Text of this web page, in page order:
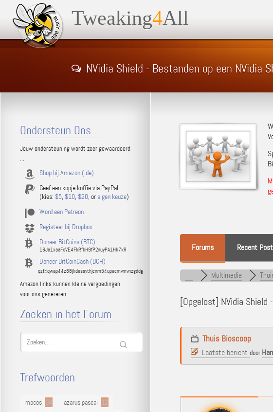
Tweaking4All
NVidia Shield - Bestanden op een NVidia
Forums Recent
Multimedia
[Opgelost] NVidia Shield
Thuis Bioscoop
Laatste bericht door
Ondersteun Ons
Jouw ondersteuning wordt zeer gewaardeerd
...
Shop bij Amazon (.de)
Geef een kopje koffie via PayPal
(kies: $5, $10, $20, or eigen keuze)
Word een Patreon
Registeer bij Dropbox
Doneer BitCoins (BTC)
16Ja1xaaFxVE4FkRfkH9fP2nuyPA1Hk7kR
Doneer BitCoinCash (BCH)
qzf4qwap44z88jkdassythjcnm54upacmvmvnzgddg
Amazon links kunnen kleine vergoedingen
voor ons genereren.
Zoeken in het Forum
Trefwoorden
macos 34 lazarus pascal 12